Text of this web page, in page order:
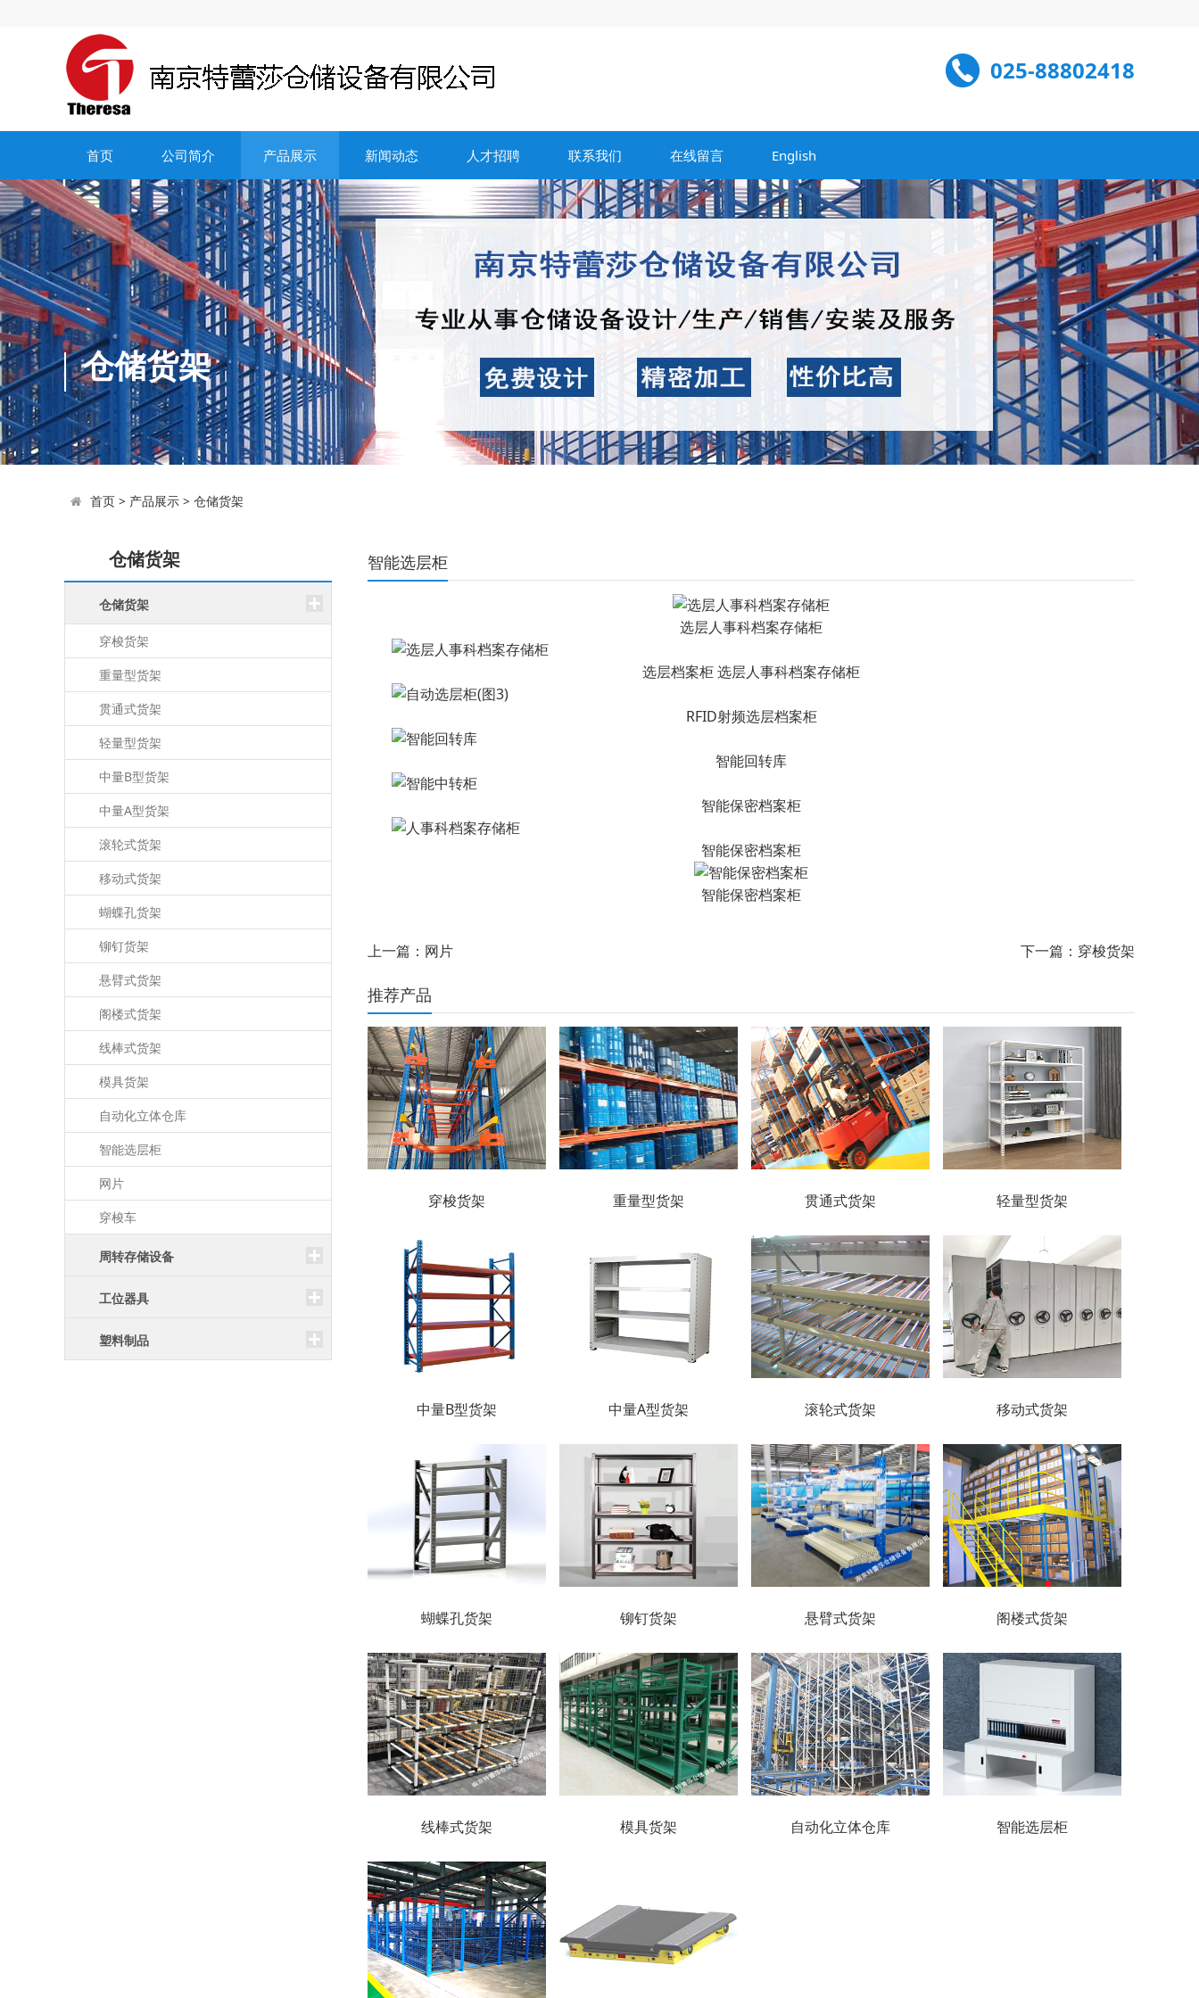
025-88802418
首页 公司简介 产品展示 新闻动态 人才招聘 联系我们 在线留言 English
仓储货架
首页> 产品展示> 仓储货架
仓储货架
仓储货架
穿梭货架
重量型货架
贯通式货架
轻量型货架
中量B型货架
中量A型货架
滚轮式货架
移动式货架
蝴蝶孔货架
铆钉货架
悬臂式货架
阁楼式货架
线棒式货架
模具货架
自动化立体仓库
智能选层柜
网片
穿梭车
周转存储设备
工位器具
塑料制品
智能选层柜
选层人事科档案存储柜
选层档案柜 选层人事科档案存储柜
RFID射频选层档案柜
智能回转库
智能保密档案柜
智能保密档案柜
智能保密档案柜
上一篇：网片 下一篇：穿梭货架
推荐产品
穿梭货架 重量型货架 贯通式货架 轻量型货架
中量B型货架 中量A型货架 滚轮式货架 移动式货架
蝴蝶孔货架 铆钉货架 悬臂式货架 阁楼式货架
线棒式货架 模具货架 自动化立体仓库 智能选层柜